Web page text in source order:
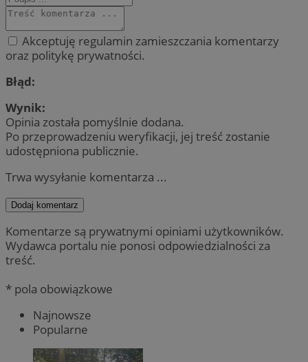
Akceptuję regulamin zamieszczania komentarzy
oraz politykę prywatności.
Błąd:
Wynik:
Opinia została pomyślnie dodana.
Po przeprowadzeniu weryfikacji, jej treść zostanie
udostępniona publicznie.
Trwa wysyłanie komentarza ...
Dodaj komentarz
Komentarze są prywatnymi opiniami użytkowników.
Wydawca portalu nie ponosi odpowiedzialności za
treść.
* pola obowiązkowe
Najnowsze
Popularne